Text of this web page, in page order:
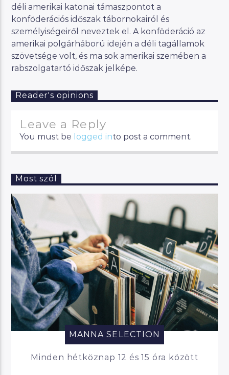
déli amerikai katonai támaszpontot a
konföderációs időszak tábornokairól és
személyiségeiről neveztek el. A konföderáció az
amerikai polgárháború idején a déli tagállamok
szövetsége volt, és ma sok amerikai szemében a
rabszolgatartó időszak jelképe.
Reader's opinions
Leave a Reply
You must be logged into post a comment.
Most szól
MANNA SELECTION
Minden hétköznap 12 és 15 óra között